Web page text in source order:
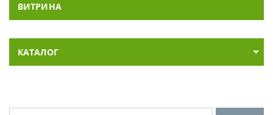
ВИТРИНА
КАТАЛОГ